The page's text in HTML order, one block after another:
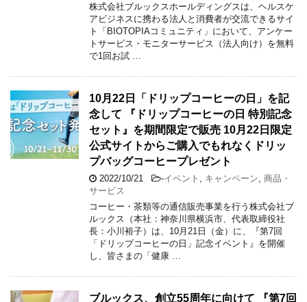
株式会社ブルックスホールディングスは、ヘルスケ
アビジネスに携わる法人と消費者が交流できるサイ
ト「BIOTOPIAコミュニティ」において、アンケー
トサービス・モニターサービス（法人向け）を無料
で1回お試 …
10月22日「ドリップコーヒーの日」を記
念して 『ドリップコーヒーの日 特別記念
セット』を期間限定で販売 10月22日限定
公式サイトからご購入でもれなくドリッ
プバッグコーヒープレゼント
2022/10/21 -イベント キャンペーン 商品・
サービス
コーヒー・茶類等の通信販売事業を行う株式会社ブ
ルックス（本社：神奈川県横浜市、代表取締役社
長：小川裕子）は、10月21日（金）に、『第7回
「ドリップコーヒーの日」記念イベント』を開催
し、皆さまの「健康 …
ブルックス、創立55周年に向けて 『第7回